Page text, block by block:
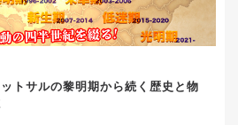
トサルの黎明期から続く歴史と物